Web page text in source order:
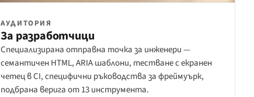
АУДИТОРИЯ
За разработчици
Специализирана отправна точка за инженери —
семантичен HTML, ARIA шаблони, тестване с екранен
четец в CI, специфични ръководства за фреймуърк,
подбрана верига от 13 инструмента.